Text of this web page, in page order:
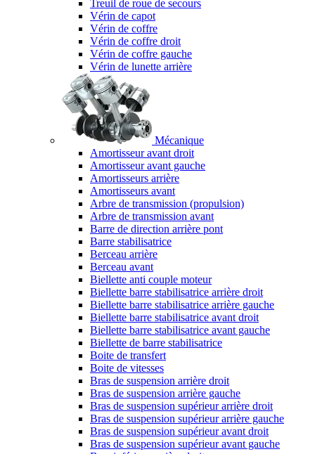
Treuil de roue de secours
Vérin de capot
Vérin de coffre
Vérin de coffre droit
Vérin de coffre gauche
Vérin de lunette arrière
Mécanique
Amortisseur avant droit
Amortisseur avant gauche
Amortisseurs arrière
Amortisseurs avant
Arbre de transmission (propulsion)
Arbre de transmission avant
Barre de direction arrière pont
Barre stabilisatrice
Berceau arrière
Berceau avant
Biellette anti couple moteur
Biellette barre stabilisatrice arrière droit
Biellette barre stabilisatrice arrière gauche
Biellette barre stabilisatrice avant droit
Biellette barre stabilisatrice avant gauche
Biellette de barre stabilisatrice
Boite de transfert
Boite de vitesses
Bras de suspension arrière droit
Bras de suspension arrière gauche
Bras de suspension supérieur arrière droit
Bras de suspension supérieur arrière gauche
Bras de suspension supérieur avant droit
Bras de suspension supérieur avant gauche